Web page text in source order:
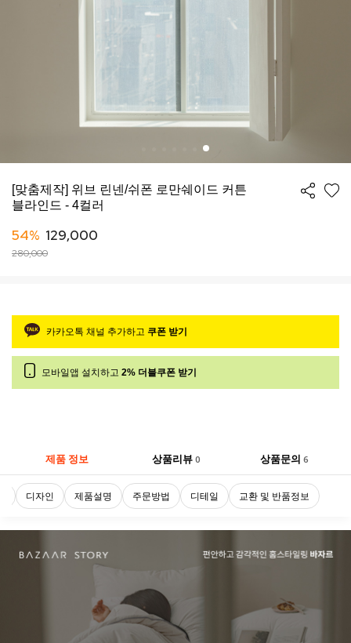
[맞춤제작] 위브 린넨/쉬폰 로만쉐이드 커튼
블라인드 - 4컬러
54% 129,000
280,000
카카오톡 채널 추가하고 쿠폰 받기
모바일앱 설치하고 2% 더블쿠폰 받기
제품 정보 상품리뷰 0 상품문의6
디자인 제품설명 주문방법 디테일 교환 및 반품정보